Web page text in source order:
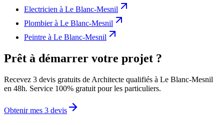
Electricien à Le Blanc-Mesnil
Plombierà Le Blanc-Mesnil
Peintre à Le Blanc-Mesnil
Prêt à démarrer votre projet ?
Recevez 3 devis gratuits de Architecte qualifiés à Le Blanc-Mesnil
en 48h. Service 100% gratuit pour les particuliers.
Obtenir mes 3 devis